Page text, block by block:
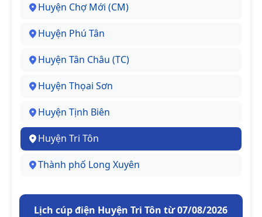
Huyện Chợ Mới (CM)
Huyện Phú Tân
Huyện Tân Châu (TC)
Huyện Thọai Sơn
Huyện Tịnh Biên
Huyện Tri Tôn
Thành phố Long Xuyên
Lịch cúp điện Huyện Tri Tôn từ 07/08/2026